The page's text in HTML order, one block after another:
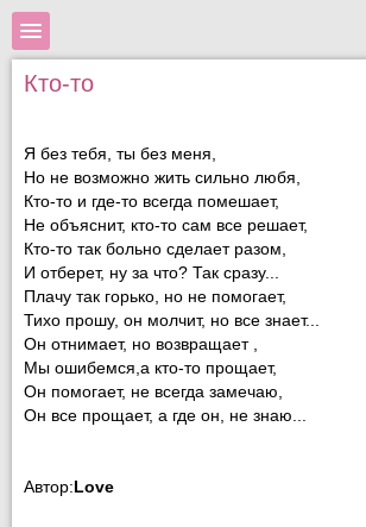
Кто-то
Я без тебя, ты без меня,
Но не возможно жить сильно любя,
Кто-то и где-то всегда помешает,
Не объяснит, кто-то сам все решает,
Кто-то так больно сделает разом,
И отберет, ну за что? Так сразу...
Плачу так горько, но не помогает,
Тихо прошу, он молчит, но все знает...
Он отнимает, но возвращает ,
Мы ошибемся,а кто-то прощает,
Он помогает, не всегда замечаю,
Он все прощает, а где он, не знаю...
Автор: Love